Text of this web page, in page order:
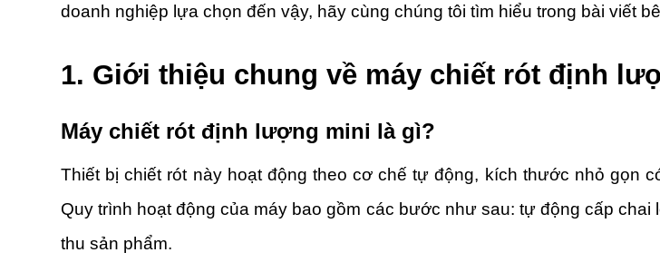
doanh nghiệp lựa chọn đến vậy, hãy cùng chúng tôi tìm hiểu trong bài viết
1. Giới thiệu chung về máy chiết rót định
Máy chiết rót định lượng mini là gì?
Thiết bị chiết rót này hoạt động theo cơ chế tự động, kích thước nhỏ gọn
Quy trình hoạt động của máy bao gồm các bước như sau: tự động cấp
thu sản phẩm.